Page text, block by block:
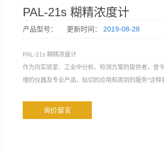
PAL-21s 糊精浓度计
产品型号： 更新时间： 2019-08-28
PAL-21s 糊精浓度计
作为向实验室、工业中分析、检测方案的提供者，昔
理的仪器及专业产品，贴切的应用和周到的服务*诠释
询价留言